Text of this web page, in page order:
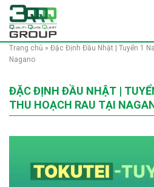
Skip
content
Trang chủ » Đặc Định Đầu Nhật | Tuyển 1
Nagano
ĐẶC ĐỊNH ĐẦU NHẬT |
THU HOẠCH RAU TẠI